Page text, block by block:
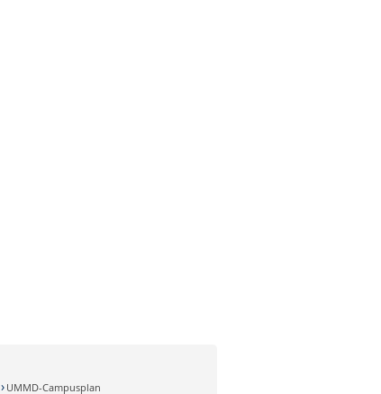
UMMD-Campusplan